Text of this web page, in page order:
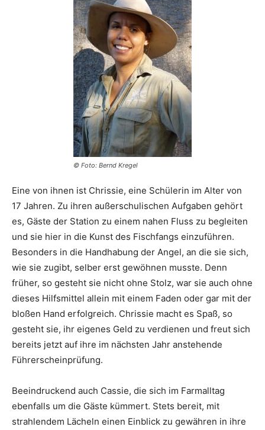
© Foto: Bernd Kregel
Eine von ihnen ist Chrissie, eine Schülerin im Alter von
17 Jahren. Zu ihren außerschulischen Aufgaben gehört
es, Gäste der Station zu einem nahen Fluss zu begleiten
und sie hier in die Kunst des Fischfangs einzuführen.
Besonders in die Handhabung der Angel, an die sie sich,
wie sie zugibt, selber erst gewöhnen musste. Denn
früher, so gesteht sie nicht ohne Stolz, war sie auch ohne
dieses Hilfsmittel allein mit einem Faden oder gar mit der
bloßen Hand erfolgreich. Chrissie macht es Spaß, so
gesteht sie, ihr eigenes Geld zu verdienen und freut sich
bereits jetzt auf ihre im nächsten Jahr anstehende
Führerscheinprüfung.
Beeindruckend auch Cassie, die sich im Farmalltag
ebenfalls um die Gäste kümmert. Stets bereit, mit
strahlendem Lächeln einen Einblick zu gewähren in ihre